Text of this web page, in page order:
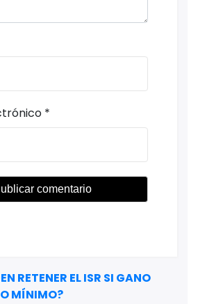
*
RETENER EL ISR SI GANO
MÍNIMO?